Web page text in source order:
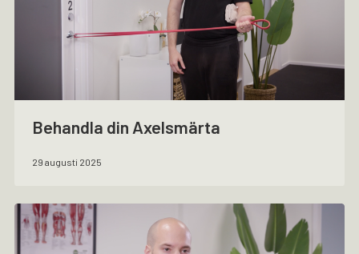
Behandla din Axelsmärta
29 augusti 2025